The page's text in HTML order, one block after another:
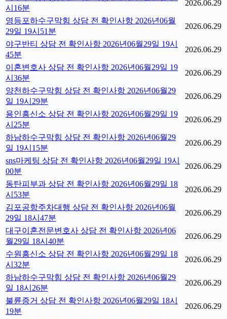
시16분
2026.06.29
영등포하수구막힘 상담 전 확인사항 2026년06월
29일 19시51분
2026.06.29
야구반티 상담 전 확인사항 2026년06월29일 19시
45분
2026.06.29
이혼변호사 상담 전 확인사항 2026년06월29일 19
시36분
2026.06.29
양천하수구막힘 상담 전 확인사항 2026년06월29
일 19시29분
2026.06.29
용인흥신소 상담 전 확인사항 2026년06월29일 19
시25분
2026.06.29
하남하수구막힘 상담 전 확인사항 2026년06월29
일 19시15분
2026.06.29
sns마케팅 상담 전 확인사항 2026년06월29일 19시
00분
2026.06.29
동탄피부과 상담 전 확인사항 2026년06월29일 18
시53분
2026.06.29
김포공항주차대행 상담 전 확인사항 2026년06월
29일 18시47분
2026.06.29
대구이혼전문변호사 상담 전 확인사항 2026년06
월29일 18시40분
2026.06.29
수원흥신소 상담 전 확인사항 2026년06월29일 18
시32분
2026.06.29
하남하수구막힘 상담 전 확인사항 2026년06월29
일 18시26분
2026.06.29
불륜증거 상담 전 확인사항 2026년06월29일 18시
19분
2026.06.29